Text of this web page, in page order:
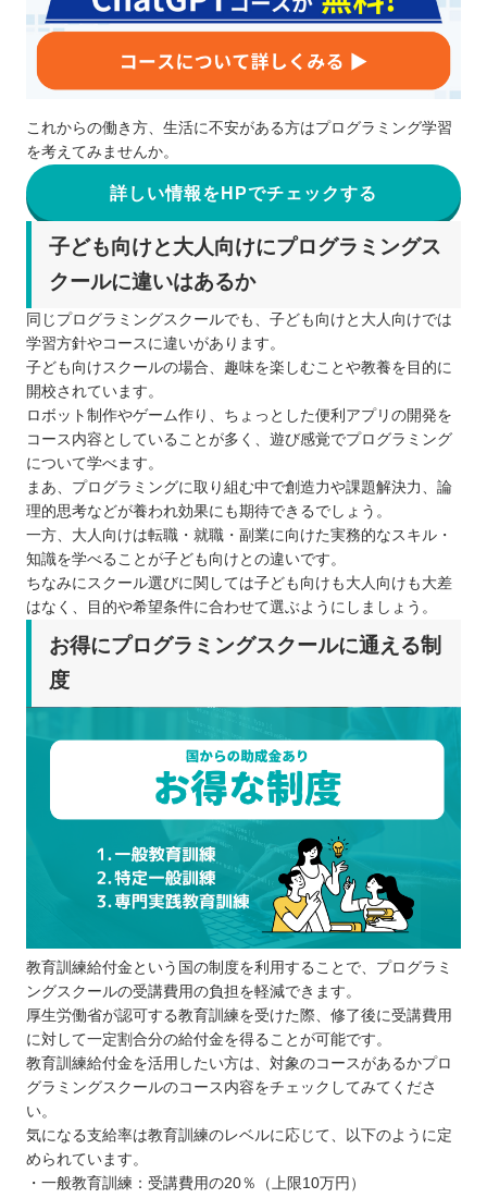
これからの働き方、生活に不安がある方はプログラミング学習
を考えてみませんか。
詳しい情報をHPでチェックする
子ども向けと大人向けにプログラミングス
クールに違いはあるか
同じプログラミングスクールでも、子ども向けと大人向けでは
学習方針やコースに違いがあります。
子ども向けスクールの場合、趣味を楽しむことや教養を目的に
開校されています。
ロボット制作やゲーム作り、ちょっとした便利アプリの開発を
コース内容としていることが多く、遊び感覚でプログラミング
について学べます。
まあ、プログラミングに取り組む中で創造力や課題解決力、論
理的思考などが養われ効果にも期待できるでしょう。
一方、大人向けは転職・就職・副業に向けた実務的なスキル・
知識を学べることが子ども向けとの違いです。
ちなみにスクール選びに関しては子ども向けも大人向けも大差
はなく、目的や希望条件に合わせて選ぶようにしましょう。
お得にプログラミングスクールに通える制
度
教育訓練給付金という国の制度を利用することで、プログラミ
ングスクールの受講費用の負担を軽減できます。
厚生労働省が認可する教育訓練を受けた際、修了後に受講費用
に対して一定割合分の給付金を得ることが可能です。
教育訓練給付金を活用したい方は、対象のコースがあるかプロ
グラミングスクールのコース内容をチェックしてみてくださ
い。
気になる支給率は教育訓練のレベルに応じて、以下のように定
められています。
・一般教育訓練：受講費用の20％（上限10万円）